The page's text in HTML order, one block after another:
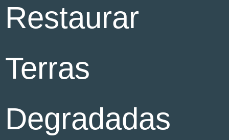
Restaurar
Terras
Degradadas